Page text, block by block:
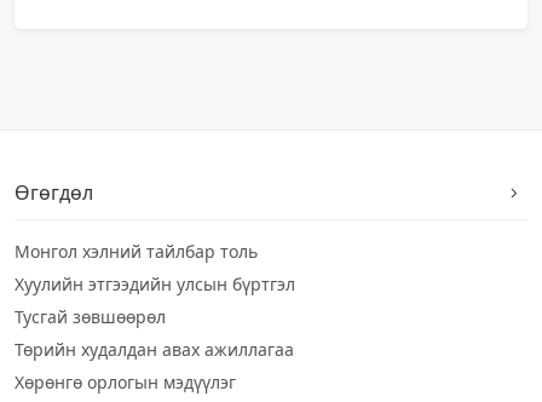
Өгөгдөл
Монгол хэлний тайлбар толь
Хуулийн этгээдийн улсын бүртгэл
Тусгай зөвшөөрөл
Төрийн худалдан авах ажиллагаа
Хөрөнгө орлогын мэдүүлэг